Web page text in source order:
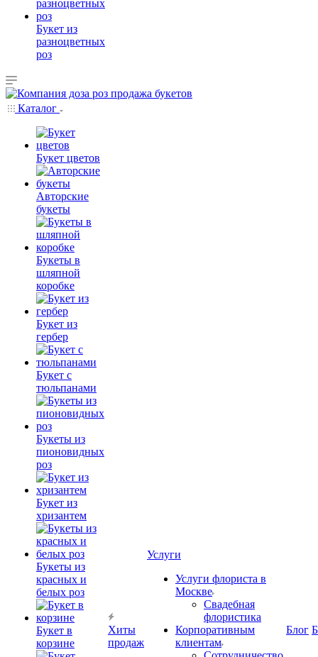
Букет из
разноцветных
роз
Каталог
Букет цветов
Авторские
букеты
Букеты в
шляпной
коробке
Букет из
гербер
Букет с
тюльпанами
Букеты из
пионовидных
роз
Букет из
хризантем
Букеты из
красных и
белых роз
Букет в
корзине
Хиты
продаж
Услуги
Услуги флориста в
Москве
Свадебная
флористика
Корпоративным
клиентам
Блог